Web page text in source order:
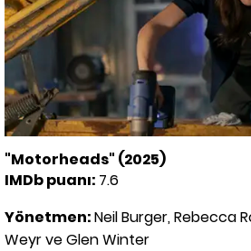
"Motorheads" (2025)
IMDb puanı: 7.6
Yönetmen:Neil Burger, Rebecca
Weyr ve Glen Winter